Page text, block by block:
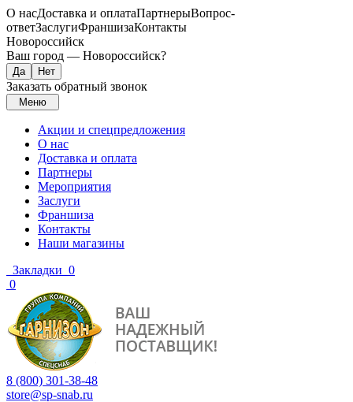
О насДоставка и оплатаПартнерыВопрос-
ответЗаслугиФраншизаКонтакты
Новороссийск
Ваш город — Новороссийск?
Заказать обратный звонок
Меню
Акции и спецпредложения
О нас
Доставка и оплата
Партнеры
Мероприятия
Заслуги
Франшиза
Контакты
Наши магазины
Закладки 0
0
8 (800) 301-38-48
store@sp-snab.ru